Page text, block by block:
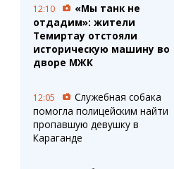
12:10
«Мы танк не
отдадим»: жители
Темиртау отстояли
историческую машину во
дворе МЖК
12:05
Служебная собака
помогла полицейским найти
пропавшую девушку в
Караганде